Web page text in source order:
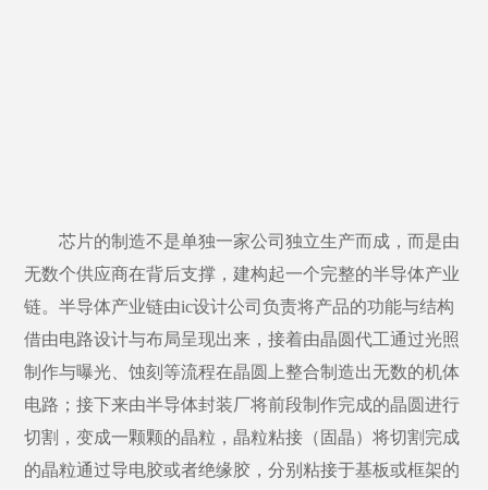
芯片的制造不是单独一家公司独立生产而成，而是由
无数个供应商在背后支撑，建构起一个完整的半导体产业
链。半导体产业链由ic设计公司负责将产品的功能与结构
借由电路设计与布局呈现出来，接着由晶圆代工通过光照
制作与曝光、蚀刻等流程在晶圆上整合制造出无数的机体
电路；接下来由半导体封装厂将前段制作完成的晶圆进行
切割，变成一颗颗的晶粒，晶粒粘接（固晶）将切割完成
的晶粒通过导电胶或者绝缘胶，分别粘接于基板或框架的